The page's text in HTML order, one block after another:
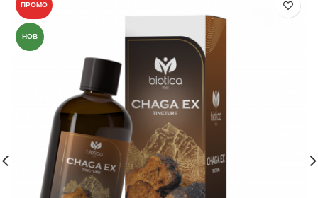
ПРОМО
НОВ